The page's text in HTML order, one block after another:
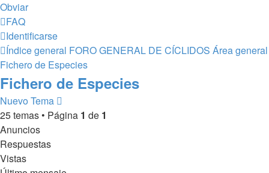
Obviar
FAQ
Identificarse
Índice general FORO GENERAL DE CÍCLIDOS Área general
Fichero de Especies
Fichero de Especies
Nuevo Tema
25 temas • Página 1 de 1
Anuncios
Respuestas
Vistas